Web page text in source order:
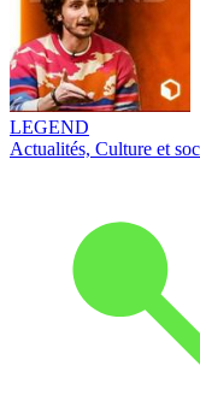
LEGEND
Actualités, Culture et